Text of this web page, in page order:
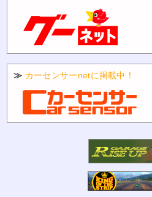
≫ カーセンサーnetに掲載中！